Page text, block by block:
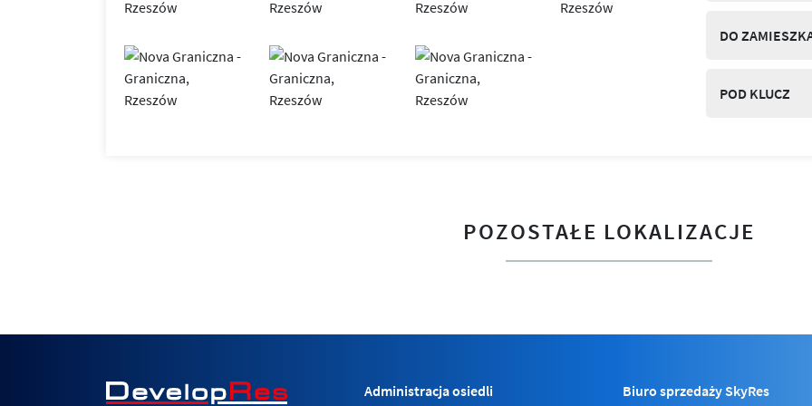
DO
POD KLUCZ
POZOSTAŁE LOKALIZACJE
Administracja osiedli Biuro sprzedaży SkyRes